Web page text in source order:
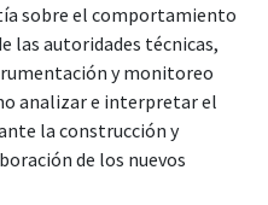
sobre el comportamiento
las autoridades técnicas,
y monitoreo
analizar e interpretar el
la construcción y
de los nuevos